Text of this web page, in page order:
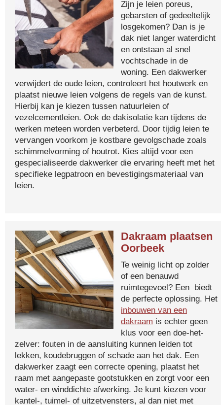
Zijn je leien poreus,
gebarsten of gedeeltelijk
losgekomen? Dan is je
dak niet langer waterdicht
en ontstaan al snel
vochtschade in de
woning. Een dakwerker
verwijdert de oude leien, controleert het houtwerk en
plaatst nieuwe leien volgens de regels van de kunst.
Hierbij kan je kiezen tussen natuurleien of
vezelcementleien. Ook de dakisolatie kan tijdens de
werken meteen worden verbeterd. Door tijdig leien te
vervangen voorkom je kostbare gevolgschade zoals
schimmelvorming of houtrot. Kies altijd voor een
gespecialiseerde dakwerker die ervaring heeft met het
specifieke legpatroon en bevestigingsmateriaal van
leien.
Dakraam plaatsen
Oorbeek
Te weinig licht op zolder
of een benauwd
ruimtegevoel? Een biedt
de perfecte oplossing. Het
inbouwen van een
dakraam is echter geen
klus voor een doe-het-
zelver: fouten in de aansluiting kunnen leiden tot
lekken, koudebruggen of schade aan het dak. Een
dakwerker zaagt een correcte opening, plaatst het
raam met aangepaste gootstukken en zorgt voor een
water- en winddichte afwerking. Je kunt kiezen voor
kantel-, tuimel- of uitzetvensters, al dan niet met